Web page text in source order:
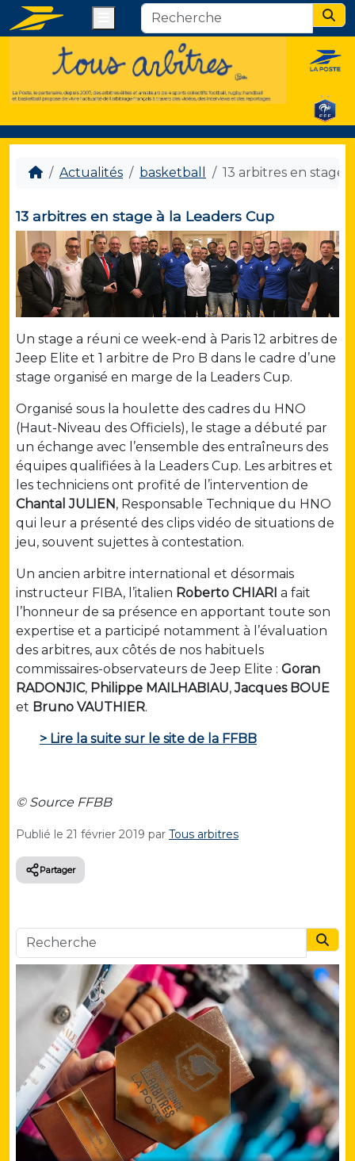
Actualités basketball 13 arbitres en stage
13 arbitres en stage à la Leaders Cup
Un stage a réuni ce week-end à Paris 12 arbitres de
Jeep Elite et 1 arbitre de Pro B dans le cadre d’une
stage organisé en marge de la Leaders Cup.
Organisé sous la houlette des cadres du HNO
(Haut-Niveau des Officiels), le stage a débuté par
un échange avec l’ensemble des entraîneurs des
équipes qualifiées à la Leaders Cup. Les arbitres et
les techniciens ont profité de l’intervention de
Chantal JULIEN, Responsable Technique du HNO
qui leur a présenté des clips vidéo de situations de
jeu, souvent sujettes à contestation.
Un ancien arbitre international et désormais
instructeur FIBA, l’italien Roberto CHIARI a fait
l’honneur de sa présence en apportant toute son
expertise et a participé notamment à l’évaluation
des arbitres, aux côtés de nos habituels
commissaires-observateurs de Jeep Elite : Goran
RADONJIC, Philippe MAILHABIAU,Jacques BOUE
et Bruno VAUTHIER.
> Lire la suite sur le site de la FFBB
© Source FFBB
Publié le 21 février 2019 par Tous arbitres
Partager